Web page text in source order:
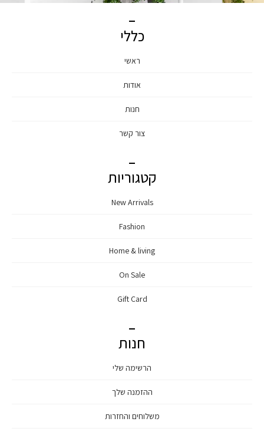
כללי
ראשי
אודות
חנות
צור קשר
קטגוריות
New Arrivals
Fashion
Home & living
On Sale
Gift Card
חנות
הרשימה שלי
ההזמנה שלך
משלוחים והחזרות